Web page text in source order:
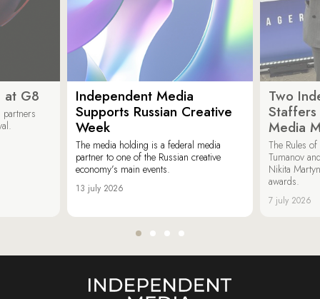
at G8
Independent Media
Supports Russian Creative
Week
The media holding is a federal media
partner to one of the Russian creative
economy’s main events.
13 july 2026
Two
Media
The Rules
Tumanov
Nikita
awards.
7 july 2026